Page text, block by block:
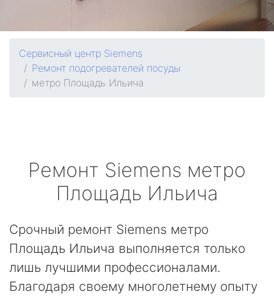
Сервисный центр Siemens
Ремонт подогревателей посуды
метро Площадь Ильича
Ремонт Siemens метро
Площадь Ильича
Срочный ремонт Siemens метро
Площадь Ильича выполняется только
лишь лучшими профессионалами.
Благодаря своему многолетнему опыту